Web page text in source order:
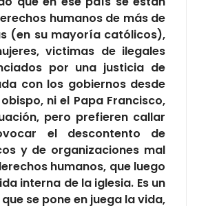
humanos de más de
(en su mayoría católicos),
victimas de ilegales
por una justicia de
con los gobiernos desde
ni el Papa Francisco,
pero prefieren callar
el descontento de
y de organizaciones mal
humanos, que luego
interna de la iglesia. Es un
se pone en juega la vida,